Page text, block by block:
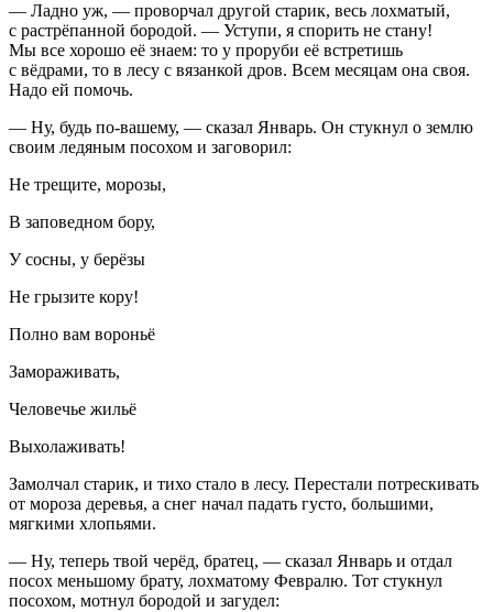
— Ладно уж, — проворчал другой старик, весь лохматый,
с растрёпанной бородой. — Уступи, я спорить не стану!
Мы все хорошо её знаем: то у проруби её встретишь
с вёдрами, то в лесу с вязанкой дров. Всем месяцам она своя.
Надо ей помочь.
— Ну, будь по-вашему, — сказал Январь. Он стукнул о землю
своим ледяным посохом и заговорил:
Не трещите, морозы,
В заповедном бору,
У сосны, у берёзы
Не грызите кору!
Полно вам вороньё
Замораживать,
Человечье жильё
Выхолаживать!
Замолчал старик, и тихо стало в лесу. Перестали потрескивать
от мороза деревья, а снег начал падать густо, большими,
мягкими хлопьями.
— Ну, теперь твой черёд, братец, — сказал Январь и отдал
посох меньшому брату, лохматому Февралю. Тот стукнул
посохом, мотнул бородой и загудел: